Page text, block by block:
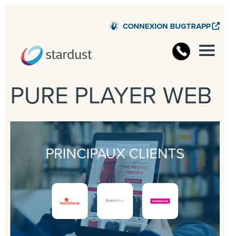
CONNEXION BUGTRAPP
PURE PLAYER WEB
PRINCIPAUX CLIENTS